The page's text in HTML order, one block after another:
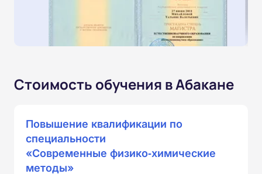
Стоимость обучения в Абакане
Повышение квалификации по
специальности
«Современные физико‑химические
методы»